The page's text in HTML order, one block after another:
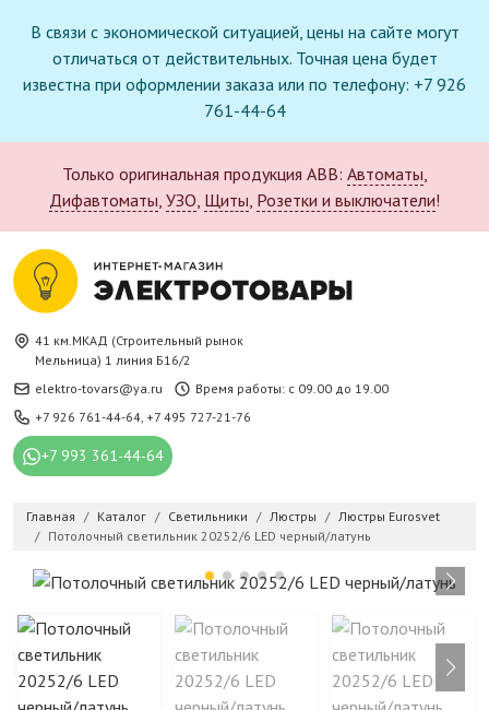
В связи с экономической ситуацией, цены на сайте могут
отличаться от действительных. Точная цена будет
известна при оформлении заказа или по телефону: +7 926
761-44-64
Только оригинальная продукция ABB: Автоматы,
Дифавтоматы, УЗО, Щиты, Розетки и выключатели!
41 км.МКАД (Строительный рынок
Мельница) 1 линия Б16/2
elektro-tovars@ya.ru
Время работы: с 09.00 до 19.00
+7 926 761-44-64, +7 495 727-21-76
+7 993 361-44-64
Главная Каталог Светильники Люстры
Люстры Eurosvet
Потолочный светильник 20252/6 LED черный/латунь